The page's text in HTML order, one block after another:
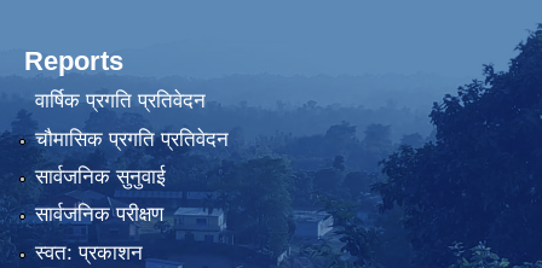
Reports
वार्षिक प्रगति प्रतिवेदन
चौमासिक प्रगति प्रतिवेदन
सार्वजनिक सुनुवाई
सार्वजनिक परीक्षण
स्वत: प्रकाशन